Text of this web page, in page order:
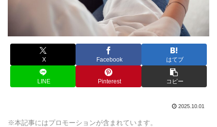
X Facebook はてブ
LINE Pinterest コピー
2025.10.01
※本記事にはプロモーションが含まれています。